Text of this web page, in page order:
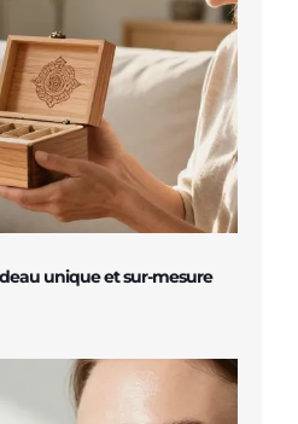
unique et sur-mesure